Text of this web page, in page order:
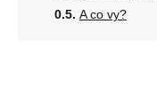
A co vy?